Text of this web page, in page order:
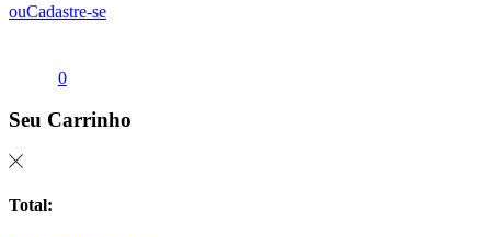
ouCadastre-se
0
Seu Carrinho
Total: